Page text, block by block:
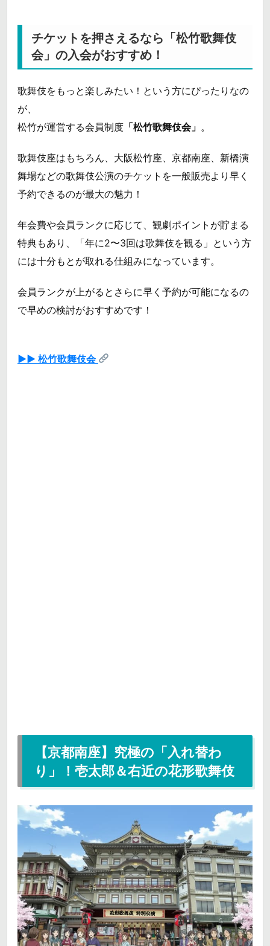
チケットを押さえるなら「松竹歌舞伎
会」の入会がおすすめ！
歌舞伎をもっと楽しみたい！という方にぴったりなの
が、
松竹が運営する会員制度 「松竹歌舞伎会」 。
歌舞伎座はもちろん、大阪松竹座、京都南座、新橋演
舞場などの歌舞伎公演のチケットを一般販売より早く
予約できるのが最大の魅力！
年会費や会員ランクに応じて、観劇ポイントが貯まる
特典もあり、「年に2〜3回は歌舞伎を観る」という方
には十分もとが取れる仕組みになっています。
会員ランクが上がるとさらに早く予約が可能になるの
で早めの検討がおすすめです！
▶▶ 松竹歌舞伎会
【京都南座】究極の「入れ替わ
り」！壱太郎＆右近の花形歌舞伎